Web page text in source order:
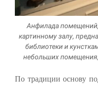
Анфилада
картинному залу,
библиотеки и
небольших
По традиции основу